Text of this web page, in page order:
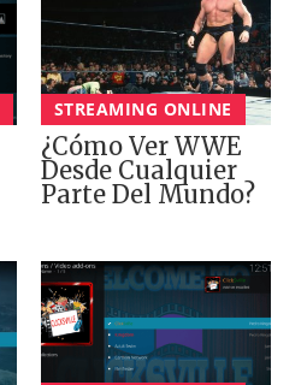
STREAMING ONLINE
¿Cómo Ver WWE
Desde Cualquier
Parte Del Mundo?